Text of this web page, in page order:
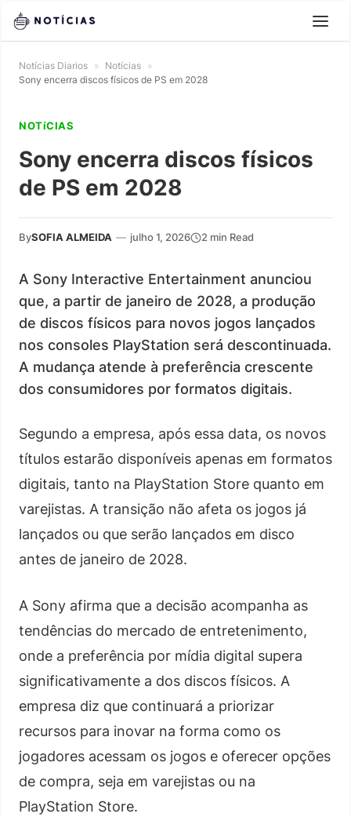
Notícias Diarios » Notícias »
Sony encerra discos físicos de PS em 2028
NOTíCIAS
Sony encerra discos físicos
de PS em 2028
BySOFIA ALMEIDA — julho 1, 2026 2 min Read
A Sony Interactive Entertainment anunciou
que, a partir de janeiro de 2028, a produção
de discos físicos para novos jogos lançados
nos consoles PlayStation será descontinuada.
A mudança atende à preferência crescente
dos consumidores por formatos digitais.
Segundo a empresa, após essa data, os novos
títulos estarão disponíveis apenas em formatos
digitais, tanto na PlayStation Store quanto em
varejistas. A transição não afeta os jogos já
lançados ou que serão lançados em disco
antes de janeiro de 2028.
A Sony afirma que a decisão acompanha as
tendências do mercado de entretenimento,
onde a preferência por mídia digital supera
significativamente a dos discos físicos. A
empresa diz que continuará a priorizar
recursos para inovar na forma como os
jogadores acessam os jogos e oferecer opções
de compra, seja em varejistas ou na
PlayStation Store.